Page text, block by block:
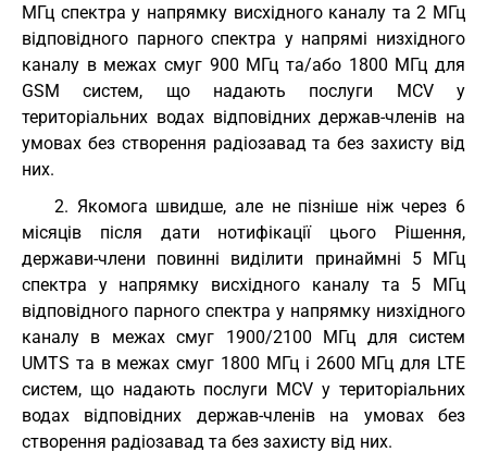
МГц спектра у напрямку висхідного каналу та 2 МГц
відповідного парного спектра у напрямі низхідного
каналу в межах смуг 900 МГц та/або 1800 МГц для
GSM систем, що надають послуги MCV у
територіальних водах відповідних держав-членів на
умовах без створення радіозавад та без захисту від
них.
2. Якомога швидше, але не пізніше ніж через 6
місяців після дати нотифікації цього Рішення,
держави-члени повинні виділити принаймні 5 МГц
спектра у напрямку висхідного каналу та 5 МГц
відповідного парного спектра у напрямку низхідного
каналу в межах смуг 1900/2100 МГц для систем
UMTS та в межах смуг 1800 МГц і 2600 МГц для LTE
систем, що надають послуги MCV у територіальних
водах відповідних держав-членів на умовах без
створення радіозавад та без захисту від них.